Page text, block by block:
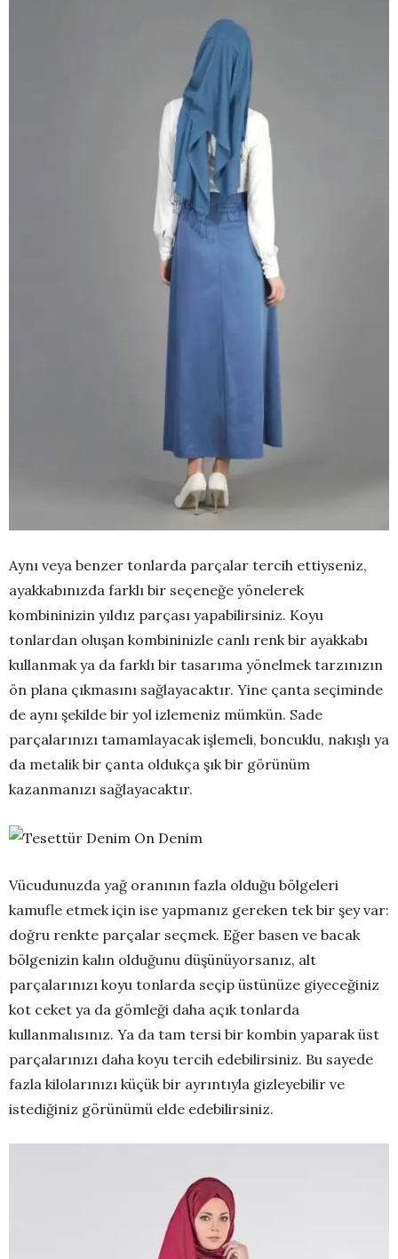
Aynı veya benzer tonlarda parçalar tercih ettiyseniz,
ayakkabınızda farklı bir seçeneğe yönelerek
kombininizin yıldız parçası yapabilirsiniz. Koyu
tonlardan oluşan kombininizle canlı renk bir ayakkabı
kullanmak ya da farklı bir tasarıma yönelmek tarzınızın
ön plana çıkmasını sağlayacaktır. Yine çanta seçiminde
de aynı şekilde bir yol izlemeniz mümkün. Sade
parçalarınızı tamamlayacak işlemeli, boncuklu, nakışlı ya
da metalik bir çanta oldukça şık bir görünüm
kazanmanızı sağlayacaktır.
Vücudunuzda yağ oranının fazla olduğu bölgeleri
kamufle etmek için ise yapmanız gereken tek bir şey var:
doğru renkte parçalar seçmek. Eğer basen ve bacak
bölgenizin kalın olduğunu düşünüyorsanız, alt
parçalarınızı koyu tonlarda seçip üstünüze giyeceğiniz
kot ceket ya da gömleği daha açık tonlarda
kullanmalısınız. Ya da tam tersi bir kombin yaparak üst
parçalarınızı daha koyu tercih edebilirsiniz. Bu sayede
fazla kilolarınızı küçük bir ayrıntıyla gizleyebilir ve
istediğiniz görünümü elde edebilirsiniz.